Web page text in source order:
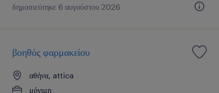
δημοσιεύτηκε 6 αυγούστου 2026
βοηθός φαρμακείου
αθήνα, attica
μόνιμη